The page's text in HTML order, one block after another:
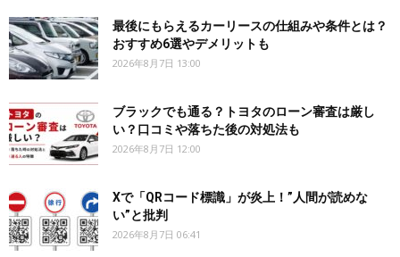
最後にもらえるカーリースの仕組みや条件とは？
おすすめ6選やデメリットも
2026年8月7日 13:00
ブラックでも通る？トヨタのローン審査は厳し
い？口コミや落ちた後の対処法も
2026年8月7日 12:00
Xで「QRコード標識」が炎上！”人間が読めな
い”と批判
2026年8月7日 06:41